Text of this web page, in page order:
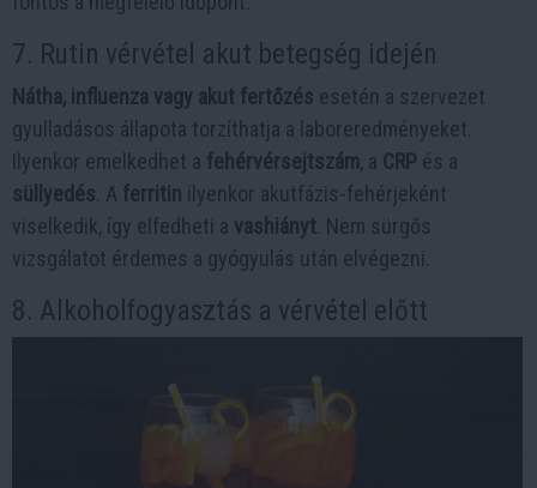
7. Rutin vérvétel akut betegség idején
Nátha, influenza vagy akut fertőzés esetén a szervezet
gyulladásos állapota torzíthatja a laboreredményeket.
Ilyenkor emelkedhet a fehérvérsejtszám, a CRP és a
süllyedés . A ferritin ilyenkor akutfázis-fehérjeként
viselkedik, így elfedheti a vashiányt . Nem sürgős
vizsgálatot érdemes a gyógyulás után elvégezni.
8. Alkoholfogyasztás a vérvétel előtt